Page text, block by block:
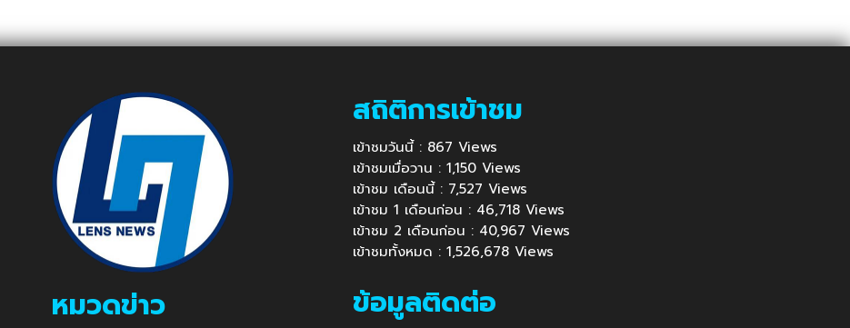
หมวดข่าว
สถิติการเข้าชม
เข้าชมวันนี้ : 867 Views
เข้าชมเมื่อวาน : 1,150 Views
เข้าชม เดือนนี้ : 7,527 Views
เข้าชม 1 เดือนก่อน : 46,718 Views
เข้าชม 2 เดือนก่อน : 40,967 Views
เข้าชมทั้งหมด : 1,526,678 Views
ข้อมูลติดต่อ